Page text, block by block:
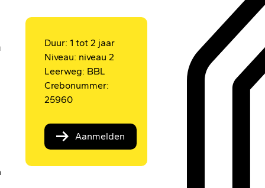
Duur: 1 tot 2 jaar
Niveau: niveau 2
Leerweg: BBL
Crebonummer:
25960
Aanmelden